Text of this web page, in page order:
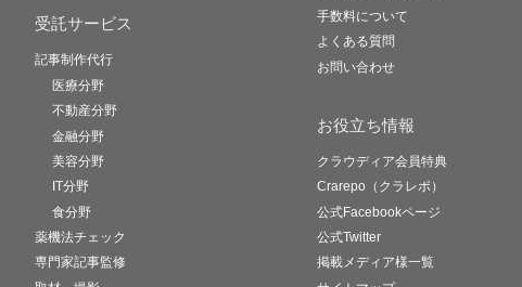
受託サービス
記事制作代行
医療分野
不動産分野
金融分野
美容分野
IT分野
食分野
薬機法チェック
専門家記事監修
手数料について
よくある質問
お問い合わせ
お役立ち情報
クラウディア会員特典
Crarepo（クラレポ）
公式Facebookページ
公式Twitter
掲載メディア様一覧